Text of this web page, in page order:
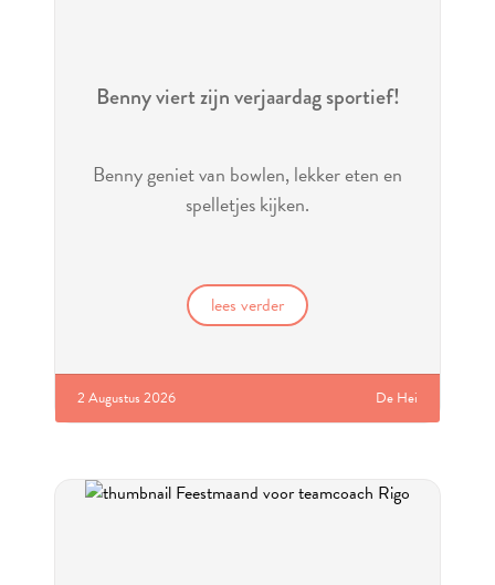
Benny viert zijn verjaardag sportief!
Benny geniet van bowlen, lekker eten en
spelletjes kijken.
lees verder
2 Augustus 2026 De Hei